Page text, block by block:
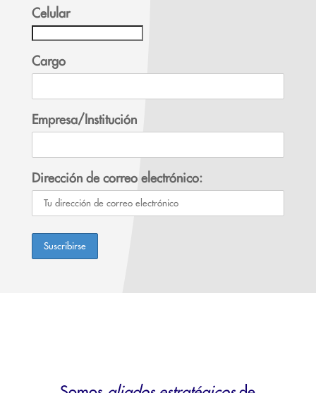
Celular
Cargo
Empresa/Institución
Dirección de correo electrónico: